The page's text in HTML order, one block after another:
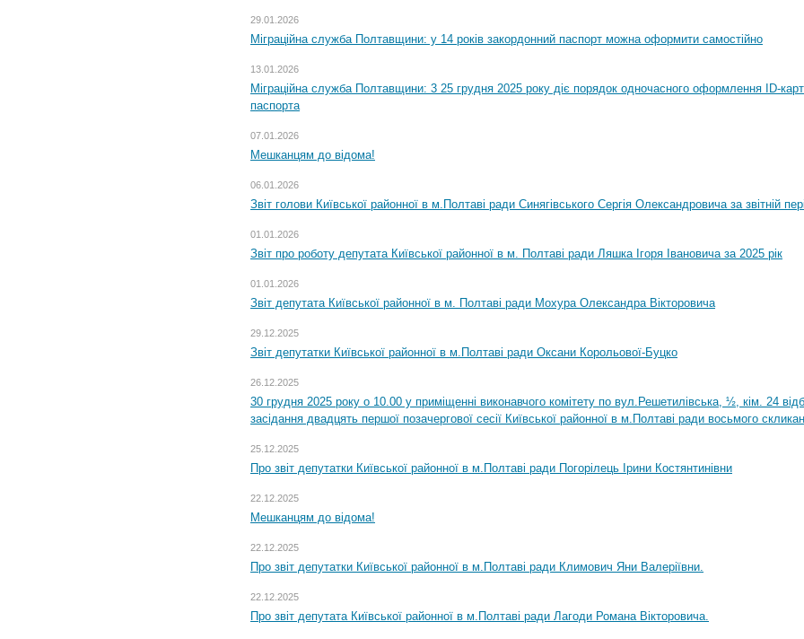
29.01.2026
Міграційна служба Полтавщини: у 14 років закордонний паспорт можна оформити самостійно
13.01.2026
Міграційна служба Полтавщини: 3 25 грудня 2025 року діє порядок одночасного оформлення ID-
паспорта
07.01.2026
Мешканцям до відома!
06.01.2026
Звіт голови Київської районної в м.Полтаві ради Синягівського Сергія Олександровича за звітній
01.01.2026
Звіт про роботу депутата Київської районної в м. Полтаві ради Ляшка Ігоря Івановича за 2025 рік
01.01.2026
Звіт депутата Київської районної в м. Полтаві ради Мохура Олександра Вікторовича
29.12.2025
Звіт депутатки Київської районної в м.Полтаві ради Оксани Корольової-Буцко
26.12.2025
30 грудня 2025 року о 10.00 у приміщенні виконавчого комітету по вул.Решетилівська, ½, кім. 24
засідання двадцять першої позачергової сесії Київської районної в м.Полтаві ради восьмого
25.12.2025
Про звіт депутатки Київської районної в м.Полтаві ради Погорілець Ірини Костянтинівни
22.12.2025
Мешканцям до відома!
22.12.2025
Про звіт депутатки Київської районної в м.Полтаві ради Климович Яни Валеріївни.
22.12.2025
Про звіт депутата Київської районної в м.Полтаві ради Лагоди Романа Вікторовича.